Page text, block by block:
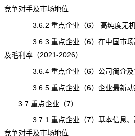
竞争对手及市场地位
3.6.2 重点企业（6） 高纯度无机化
3.6.3 重点企业（6）在中国市场高
及毛利率（2021-2026）
3.6.4 重点企业（6）公司简介及
3.6.5 重点企业（6）企业最新动
3.7 重点企业（7）
3.7.1 重点企业（7）基本信息、高
竞争对手及市场地位